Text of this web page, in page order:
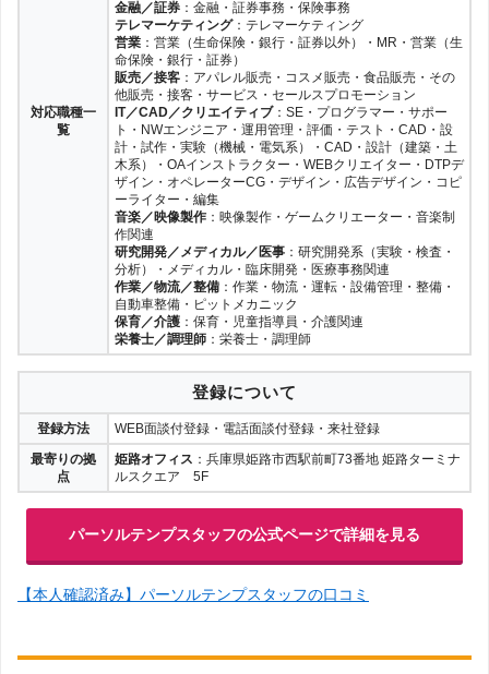
対応職種一
覧
金融／証券 ：金融・証券事務・保険事務
テレマーケティング：テレマーケティング
営業 ：営業（生命保険・銀行・証券以外）・MR・営業（生
命保険・銀行・証券）
販売／接客 ：アパレル販売・コスメ販売・食品販売・その
他販売・接客・サービス・セールスプロモーション
IT／CAD／クリエイティブ：SE・プログラマー・サポー
ト・NWエンジニア・運用管理・評価・テスト・CAD・設
計・試作・実験（機械・電気系）・CAD・設計（建築・土
木系）・OAインストラクター・WEBクリエイター・DTPデ
ザイン・オペレーターCG・デザイン・広告デザイン・コピ
ーライター・編集
音楽／映像製作 ：映像製作・ゲームクリエーター・音楽制
作関連
研究開発／メディカル／医事 ：研究開発系（実験・検査・
分析）・メディカル・臨床開発・医療事務関連
作業／物流／整備 ：作業・物流・運転・設備管理・整備・
自動車整備・ピットメカニック
保育／介護 ：保育・児童指導員・介護関連
栄養士／調理師 ：栄養士・調理師
登録について
登録方法
WEB面談付登録・電話面談付登録・来社登録
最寄りの拠
点
姫路オフィス ：兵庫県姫路市西駅前町73番地 姫路ターミナ
ルスクエア 5F
パーソルテンプスタッフの公式ページで詳細を見る
【本人確認済み】パーソルテンプスタッフの口コミ